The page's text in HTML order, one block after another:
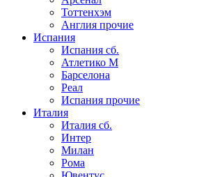
Тоттенхэм
Англия прочие
Испания
Испания сб.
Атлетико М
Барселона
Реал
Испания прочие
Италия
Италия сб.
Интер
Милан
Рома